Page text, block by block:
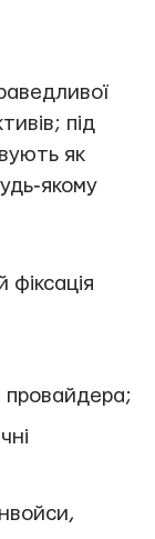
під
як
фіксація
провайдера;